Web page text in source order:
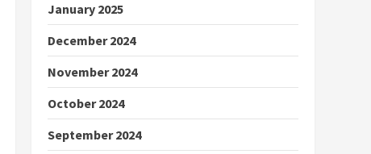
January 2025
December 2024
November 2024
October 2024
September 2024